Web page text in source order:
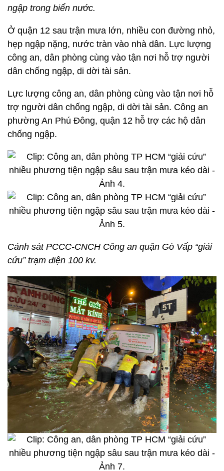
ngập trong biển nước.
Ở quận 12 sau trận mưa lớn, nhiều con đường nhỏ,
hẹp ngập nặng, nước tràn vào nhà dân. Lực lượng
công an, dân phòng cùng vào tận nơi hỗ trợ người
dân chống ngập, di dời tài sản.
Lực lượng công an, dân phòng cùng vào tận nơi hỗ
trợ người dân chống ngập, di dời tài sản. Công an
phường An Phú Đông, quận 12 hỗ trợ các hộ dân
chống ngập.
Cảnh sát PCCC-CNCH Công an quận Gò Vấp “giải
cứu” trạm điện 100 kv.